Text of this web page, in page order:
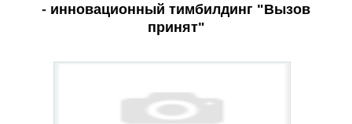
- инновационный тимбилдинг "Вызов
принят"